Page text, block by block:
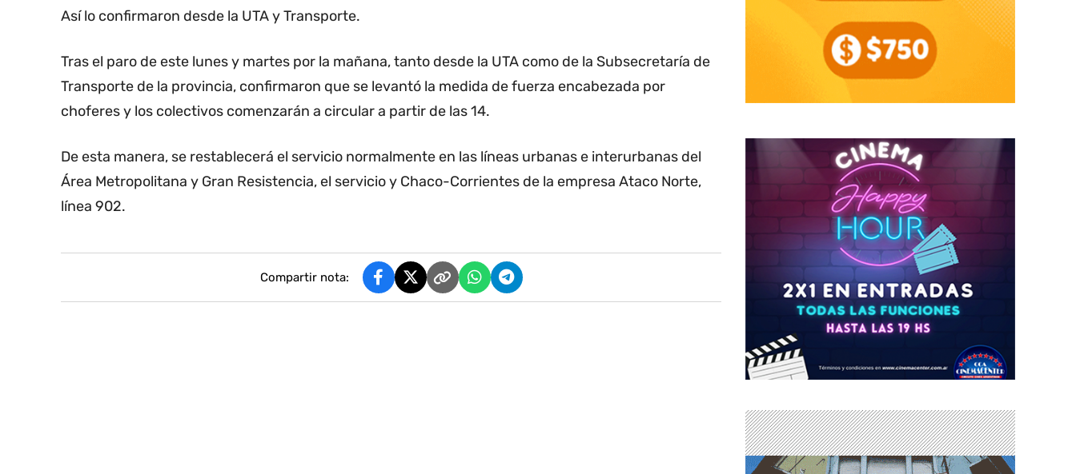
Así lo confirmaron desde la UTA y Transporte.
Tras el paro de este lunes y martes por la mañana, tanto desde la UTA como de la Subsecretaría de
Transporte de la provincia, confirmaron que se levantó la medida de fuerza encabezada por
choferes y los colectivos comenzarán a circular a partir de las 14.
De esta manera, se restablecerá el servicio normalmente en las líneas urbanas e interurbanas del
Área Metropolitana y Gran Resistencia, el servicio y Chaco-Corrientes de la empresa Ataco Norte,
línea 902.
Compartir nota: